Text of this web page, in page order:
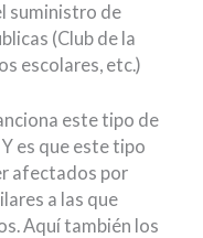
suministro de
(Club de la
escolares, etc.)
este tipo de
Y es que este tipo
afectados por
a las que
Aquí también los